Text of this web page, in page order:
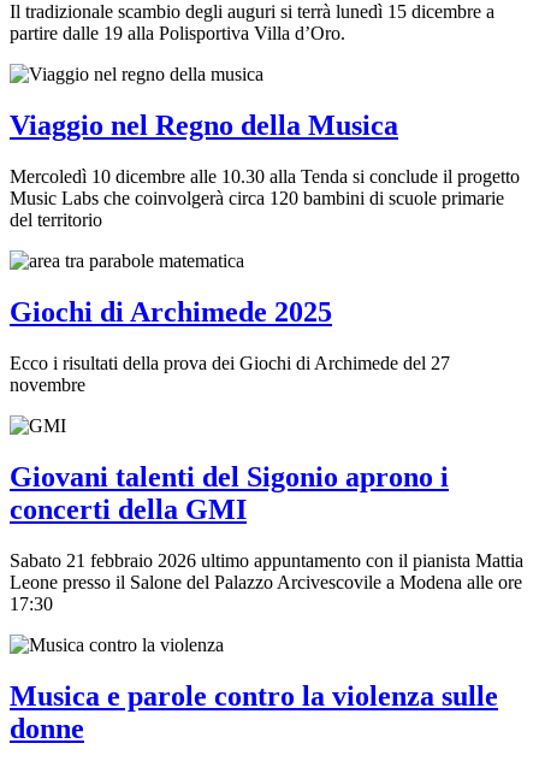
Il tradizionale scambio degli auguri si terrà lunedì 15 dicembre a
partire dalle 19 alla Polisportiva Villa d’Oro.
Viaggio nel Regno della Musica
Mercoledì 10 dicembre alle 10.30 alla Tenda si conclude il progetto
Music Labs che coinvolgerà circa 120 bambini di scuole primarie
del territorio
Giochi di Archimede 2025
Ecco i risultati della prova dei Giochi di Archimede del 27
novembre
Giovani talenti del Sigonio aprono i
concerti della GMI
Sabato 21 febbraio 2026 ultimo appuntamento con il pianista Mattia
Leone presso il Salone del Palazzo Arcivescovile a Modena alle ore
17:30
Musica e parole contro la violenza sulle
donne